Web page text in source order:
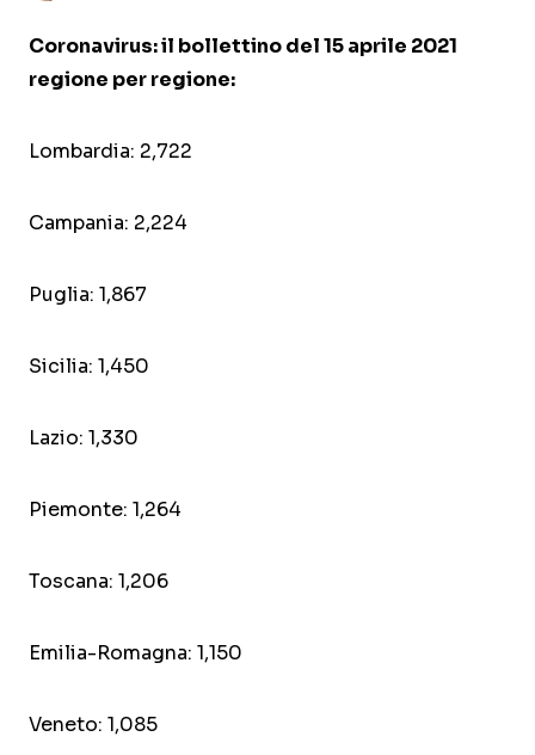
Coronavirus: il bollettino del 15 aprile 2021
regione per regione:
Lombardia: 2,722
Campania: 2,224
Puglia: 1,867
Sicilia: 1,450
Lazio: 1,330
Piemonte: 1,264
Toscana: 1,206
Emilia-Romagna: 1,150
Veneto: 1,085